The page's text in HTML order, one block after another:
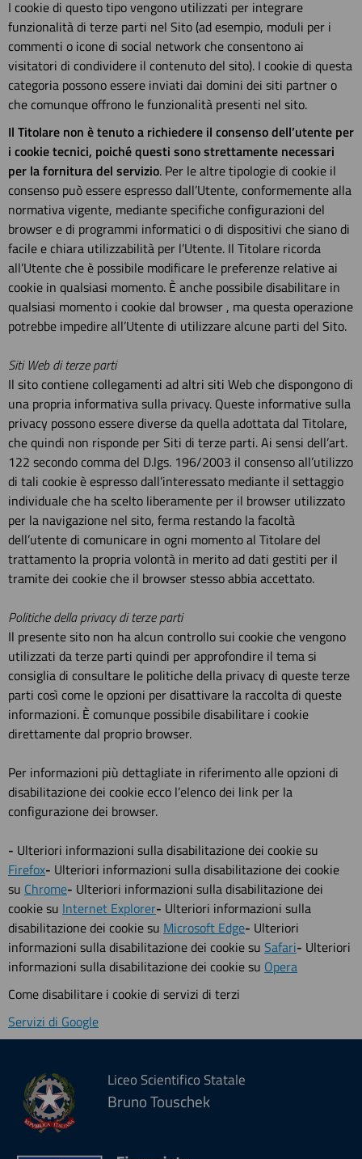
I cookie di questo tipo vengono utilizzati per integrare
funzionalità di terze parti nel Sito (ad esempio, moduli per i
commenti o icone di social network che consentono ai
visitatori di condividere il contenuto del sito). I cookie di questa
categoria possono essere inviati dai domini dei siti partner o
che comunque offrono le funzionalità presenti nel sito.
Il Titolare non è tenuto a richiedere il consenso dell’utente per
i cookie tecnici, poiché questi sono strettamente necessari
per la fornitura del servizio. Per le altre tipologie di cookie il
consenso può essere espresso dall’Utente, conformemente alla
normativa vigente, mediante specifiche configurazioni del
browser e di programmi informatici o di dispositivi che siano di
facile e chiara utilizzabilità per l’Utente. Il Titolare ricorda
all’Utente che è possibile modificare le preferenze relative ai
cookie in qualsiasi momento. È anche possibile disabilitare in
qualsiasi momento i cookie dal browser , ma questa operazione
potrebbe impedire all’Utente di utilizzare alcune parti del Sito.
Siti Web di terze parti
Il sito contiene collegamenti ad altri siti Web che dispongono di
una propria informativa sulla privacy. Queste informative sulla
privacy possono essere diverse da quella adottata dal Titolare,
che quindi non risponde per Siti di terze parti. Ai sensi dell’art.
122 secondo comma del D.lgs. 196/2003 il consenso all’utilizzo
di tali cookie è espresso dall’interessato mediante il settaggio
individuale che ha scelto liberamente per il browser utilizzato
per la navigazione nel sito, ferma restando la facoltà
dell’utente di comunicare in ogni momento al Titolare del
trattamento la propria volontà in merito ad dati gestiti per il
tramite dei cookie che il browser stesso abbia accettato.
Politiche della privacy di terze parti
Il presente sito non ha alcun controllo sui cookie che vengono
utilizzati da terze parti quindi per approfondire il tema si
consiglia di consultare le politiche della privacy di queste terze
parti così come le opzioni per disattivare la raccolta di queste
informazioni. È comunque possibile disabilitare i cookie
direttamente dal proprio browser.
Per informazioni più dettagliate in riferimento alle opzioni di
disabilitazione dei cookie ecco l’elenco dei link per la
configurazione dei browser.
- Ulteriori informazioni sulla disabilitazione dei cookie su
Firefox- Ulteriori informazioni sulla disabilitazione dei cookie
su Chrome- Ulteriori informazioni sulla disabilitazione dei
cookie su Internet Explorer- Ulteriori informazioni sulla
disabilitazione dei cookie su Microsoft Edge- Ulteriori
informazioni sulla disabilitazione dei cookie su Safari- Ulteriori
informazioni sulla disabilitazione dei cookie su Opera
Come disabilitare i cookie di servizi di terzi
Servizi di Google
Liceo Scientifico Statale
Bruno Touschek